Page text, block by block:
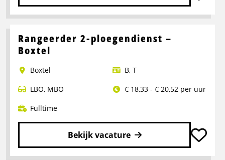
Lees
over
Portaalwagen
Rangeerder 2-ploegendienst –
Boxtel
Boxtel B, T
LBO, MBO
€ 18,33 - € 20,52 per uur
Fulltime
Bekijk vacature
Lees